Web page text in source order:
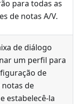
para todas as
de notas A/V.
de diálogo
um perfil para
de
notas de
estabelecê-la